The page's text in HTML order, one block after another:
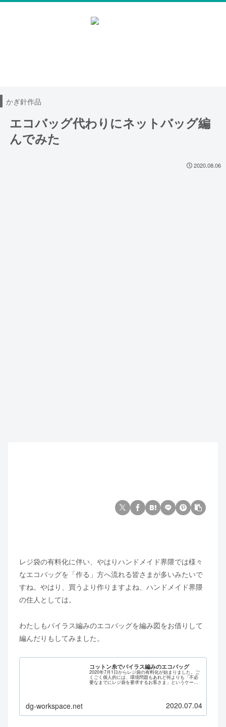
かぎ針作品
エコバッグ代わりにネットバッグ編
んでみた
2020.08.06
レジ袋の有料化に伴い、やはりハンドメイド界隈では様々
なエコバッグを「作る」方へ流れる皆さまが多いみたいで
すね。やはり、買うより作りますよね、ハンドメイド界隈
の住人としては。
わたしもバイラス編みのエコバッグを編み図をお借りして
編んだりもしてみました。
コットン糸でバイラス編みのエコバッグ
2020年7月1日からレジ袋の有料化が始まりました。ご
くごく個人的には、環境問題もあれど何よりも「不必
要なまでにレジ袋を要求するお客さま」というケース
が多々あったことをレジ打ちバイト時に痛感しまし
dg-workspace.net 2020.07.04